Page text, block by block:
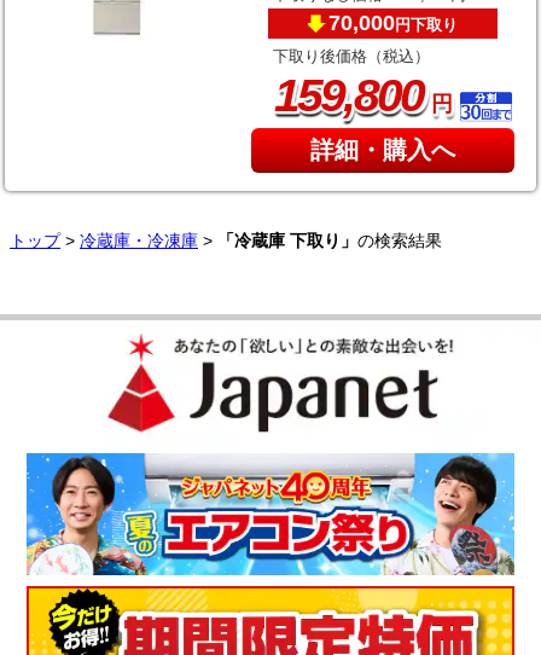
70,000円下取り
下取り後価格（税込）
159,800円
詳細・購入へ
トップ> 冷蔵庫・冷凍庫 > 「冷蔵庫 下取り」 の検索結果